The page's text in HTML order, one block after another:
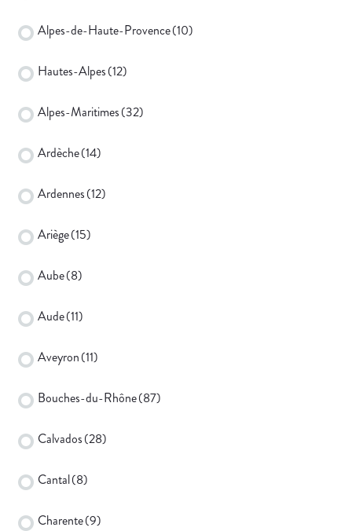
Alpes-de-Haute-Provence(10)
Hautes-Alpes(12)
Alpes-Maritimes(32)
Ardèche(14)
Ardennes(12)
Ariège(15)
Aube(8)
Aude(11)
Aveyron(11)
Bouches-du-Rhône(87)
Calvados(28)
Cantal(8)
Charente(9)